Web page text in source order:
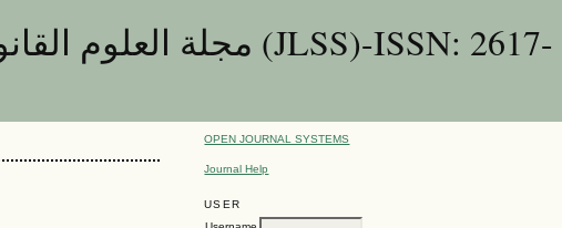
OPEN JOURNAL SYSTEMS
Journal Help
USER